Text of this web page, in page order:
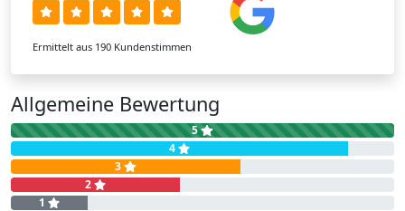
Ermittelt aus 190 Kundenstimmen
Allgemeine Bewertung
5
4
3
2
1